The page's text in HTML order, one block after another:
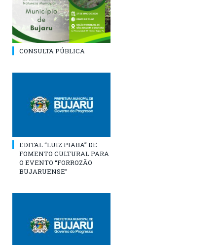
CONSULTA PÚBLICA
EDITAL “LUIZ PIABA” DE
FOMENTO CULTURAL PARA
O EVENTO “FORROZÃO
BUJARUENSE”